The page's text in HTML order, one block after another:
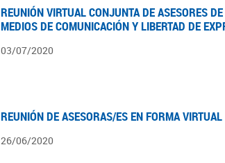
REUNIÓN VIRTUAL CONJUNTA DE ASESORES
MEDIOS DE COMUNICACIÓN Y LIBERTAD DE
03/07/2020
REUNIÓN DE ASESORAS/ES EN FORMA VIRTUAL
26/06/2020